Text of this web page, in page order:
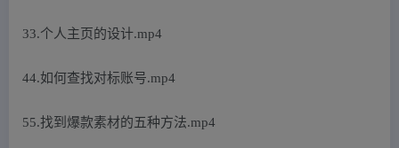
33.个人主页的设计.mp4
44.如何查找对标账号.mp4
55.找到爆款素材的五种方法.mp4